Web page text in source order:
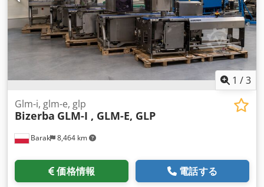
1 /3
Barak 8,464 km
Glm-i, glm-e, glp
Bizerba GLM-I , GLM-E, GLP
価格情報 電話する